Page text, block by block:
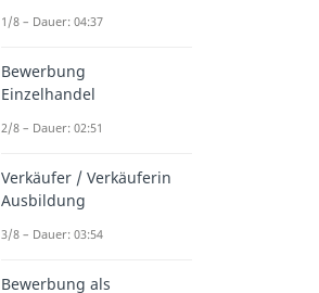
1/8 – Dauer: 04:37
Bewerbung
Einzelhandel
2/8 – Dauer: 02:51
Verkäufer / Verkäuferin
Ausbildung
3/8 – Dauer: 03:54
Bewerbung als